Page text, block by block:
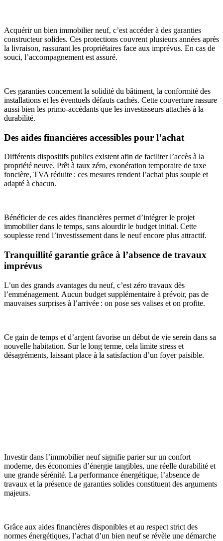
Acquérir un bien immobilier neuf, c’est accéder à des garanties
constructeur solides. Ces protections couvrent plusieurs années après
la livraison, rassurant les propriétaires face aux imprévus. En cas de
souci, l’accompagnement est assuré.
Ces garanties concernent la solidité du bâtiment, la conformité des
installations et les éventuels défauts cachés. Cette couverture rassure
aussi bien les primo-accédants que les investisseurs attachés à la
durabilité.
Des aides financières accessibles pour l’achat
Différents dispositifs publics existent afin de faciliter l’accès à la
propriété neuve. Prêt à taux zéro, exonération temporaire de taxe
foncière, TVA réduite : ces mesures rendent l’achat plus souple et
adapté à chacun.
Bénéficier de ces aides financières permet d’intégrer le projet
immobilier dans le temps, sans alourdir le budget initial. Cette
souplesse rend l’investissement dans le neuf encore plus attractif.
Tranquillité garantie grâce à l’absence de travaux
imprévus
L’un des grands avantages du neuf, c’est zéro travaux dès
l’emménagement. Aucun budget supplémentaire à prévoir, pas de
mauvaises surprises à l’arrivée : on pose ses valises et on profite.
Ce gain de temps et d’argent favorise un début de vie serein dans sa
nouvelle habitation. Sur le long terme, cela limite stress et
désagréments, laissant place à la satisfaction d’un foyer paisible.
Investir dans l’immobilier neuf signifie parier sur un confort
moderne, des économies d’énergie tangibles, une réelle durabilité et
une grande sérénité. La performance énergétique, l’absence de
travaux et la présence de garanties solides constituent des arguments
majeurs.
Grâce aux aides financières disponibles et au respect strict des
normes énergétiques, l’achat d’un bien neuf se révèle une démarche